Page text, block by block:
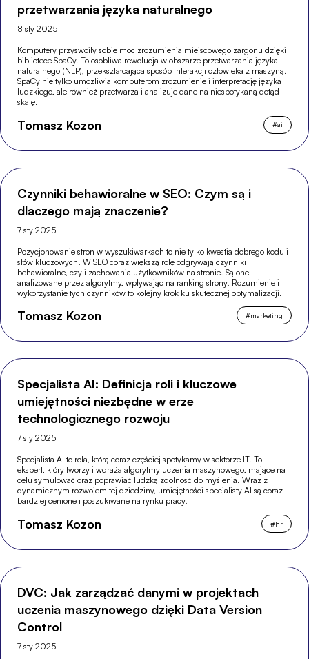
przetwarzania języka naturalnego
8 sty 2025
Komputery przyswoiły sobie moc zrozumienia miejscowego żargonu dzięki
bibliotece SpaCy. To osobliwa rewolucja w obszarze przetwarzania języka
naturalnego (NLP), przekształcająca sposób interakcji człowieka z maszyną.
SpaCy nie tylko umożliwia komputerom zrozumienie i interpretację języka
ludzkiego, ale również przetwarza i analizuje dane na niespotykaną dotąd
skalę.
Tomasz Kozon #ai
Czynniki behawioralne w SEO: Czym są i
dlaczego mają znaczenie?
7 sty 2025
Pozycjonowanie stron w wyszukiwarkach to nie tylko kwestia dobrego kodu i
słów kluczowych. W SEO coraz większą rolę odgrywają czynniki
behawioralne, czyli zachowania użytkowników na stronie. Są one
analizowane przez algorytmy, wpływając na ranking strony. Rozumienie i
wykorzystanie tych czynników to kolejny krok ku skutecznej optymalizacji.
Tomasz Kozon #marketing
Specjalista AI: Definicja roli i kluczowe
umiejętności niezbędne w erze
technologicznego rozwoju
7 sty 2025
Specjalista AI to rola, którą coraz częściej spotykamy w sektorze IT. To
ekspert, który tworzy i wdraża algorytmy uczenia maszynowego, mające na
celu symulować oraz poprawiać ludzką zdolność do myślenia. Wraz z
dynamicznym rozwojem tej dziedziny, umiejętności specjalisty AI są coraz
bardziej cenione i poszukiwane na rynku pracy.
Tomasz Kozon #hr
DVC: Jak zarządzać danymi w projektach
uczenia maszynowego dzięki Data Version
Control
7 sty 2025